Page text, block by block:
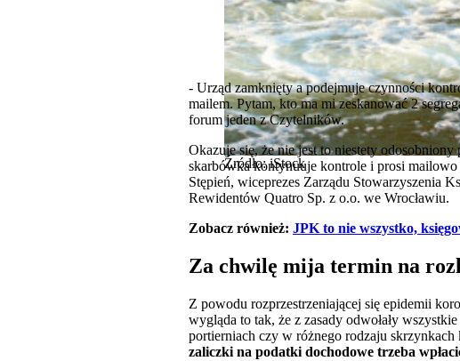
Źródło: iStock
- Urząd zamknięty a podejmuje czynności
mailem. Pytam, kto ma mi zeskanować 2
forum jeden z Czytelników.
Okazuje się, że nie jest to niestety
skarbówka kontynuuje kontrole i prosi
Stępień, wiceprezes Zarządu Stowarzyszenia
Rewidentów Quatro Sp. z o.o. we Wrocławiu.
Zobacz również: JPK to nie wszystko,
Za chwilę mija termin na
Z powodu rozprzestrzeniającej się epidemii
wygląda to tak, że z zasady odwołały
portierniach czy w różnego rodzaju
zaliczki na podatki dochodowe trzeba